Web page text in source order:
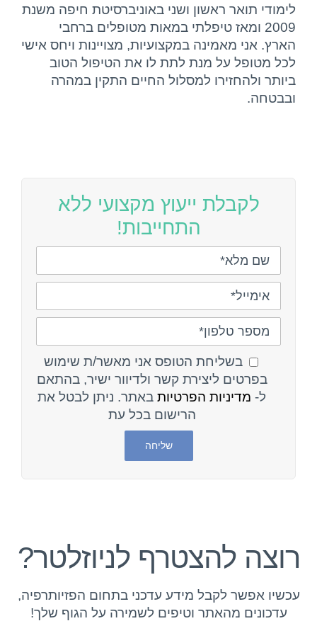
לימודי תואר ראשון ושני באוניברסיטת חיפה משנת
2009 ומאז טיפלתי במאות מטופלים ברחבי
הארץ. אני מאמינה במקצועיות, מצויינות ויחס אישי
לכל מטופל על מנת לתת לו את הטיפול הטוב
ביותר ולהחזירו למסלול החיים התקין במהרה
ובבטחה.
לקבלת ייעוץ מקצועי ללא
התחייבות!
בשליחת הטופס אני מאשר/ת שימוש
בפרטים ליצירת קשר ולדיוור ישיר, בהתאם
ל- מדיניות הפרטיות באתר. ניתן לבטל את
הרישום בכל עת
רוצה להצטרף לניוזלטר?
עכשיו אפשר לקבל מידע עדכני בתחום הפזיותרפיה,
עדכונים מהאתר וטיפים לשמירה על הגוף שלך!